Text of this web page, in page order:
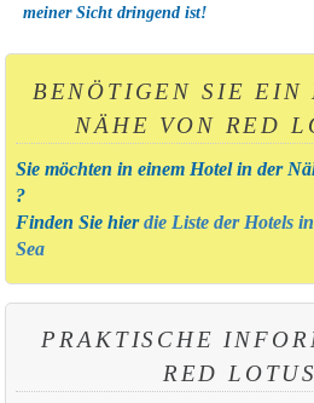
meiner Sicht dringend ist!
BENÖTIGEN SIE EIN
NÄHE VON RED
Sie möchten in einem Hotel in der
?
Finden Sie hierdie Liste der Hotels
Sea
PRAKTISCHE
RED